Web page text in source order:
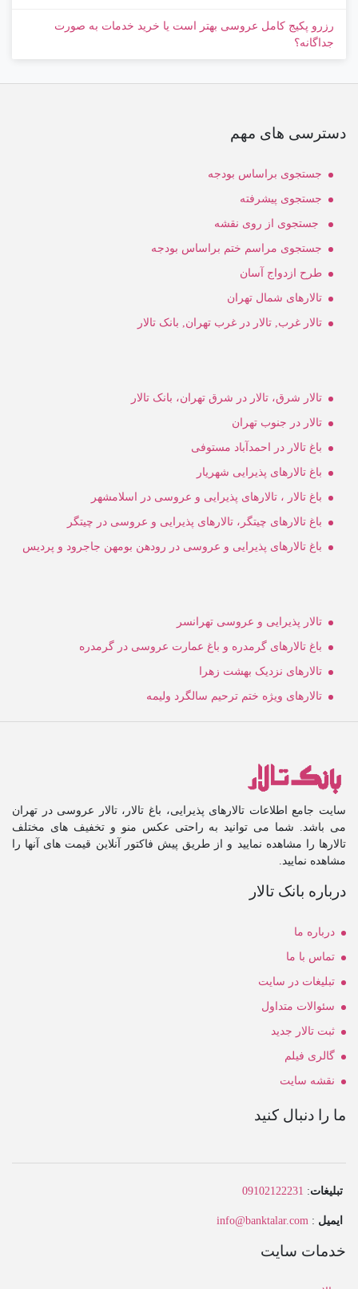
رزرو پکیج کامل عروسی بهتر است یا خرید خدمات به‌ صورت
جداگانه؟
دسترسی های مهم
جستجوی براساس بودجه
جستجوی پیشرفته
جستجوی از روی نقشه
جستجوی مراسم ختم براساس بودجه
طرح ازدواج آسان
تالارهای شمال تهران
تالار غرب, تالار در غرب تهران, بانک تالار
تالار شرق، تالار در شرق تهران، بانک تالار
تالار در جنوب تهران
باغ تالار در احمدآباد مستوفی
باغ تالارهای پذیرایی شهریار
باغ تالار ، تالارهای پذیرایی و عروسی در اسلامشهر
باغ تالارهای چیتگر، تالارهای پذیرایی و عروسی در چیتگر
باغ تالارهای پذیرایی و عروسی در رودهن بومهن جاجرود و پردیس
تالار پذیرایی و عروسی تهرانسر
باغ تالارهای گرمدره و باغ عمارت عروسی در گرمدره
تالارهای نزدیک بهشت زهرا
تالارهای ویژه ختم ترحیم سالگرد ولیمه
سایت جامع اطلاعات تالارهای پذیرایی، باغ تالار، تالار عروسی در تهران
می باشد. شما می توانید به راحتی عکس منو و تخفیف های مختلف
تالارها را مشاهده نمایید و از طریق پیش فاکتور آنلاین قیمت های آنها را
مشاهده نمایید.
درباره بانک تالار
درباره ما
تماس با ما
تبلیغات در سایت
سئوالات متداول
ثبت تالار جدید
گالری فیلم
نقشه سایت
ما را دنبال کنید
تبلیغات:
09102122231
ایمیل :
info@banktalar.com
خدمات سایت